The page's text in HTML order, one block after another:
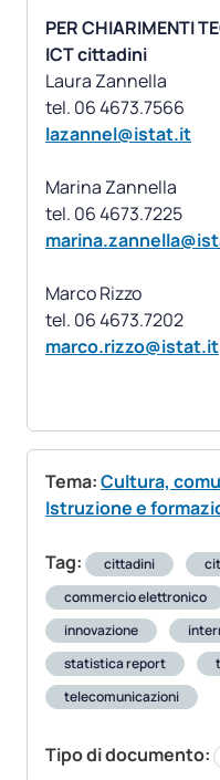
PER CHIARIMENTI
ICT cittadini
Laura Zannella
lazannel@istat.it
Marina Zannella
Marco Rizzo
marco.rizzo@istat.it
Tema:Cultura,
Istruzione e
Tag: cittadini
commercio elettronico
innovazione
statistica report
telecomunicazioni
Tipo di documento: